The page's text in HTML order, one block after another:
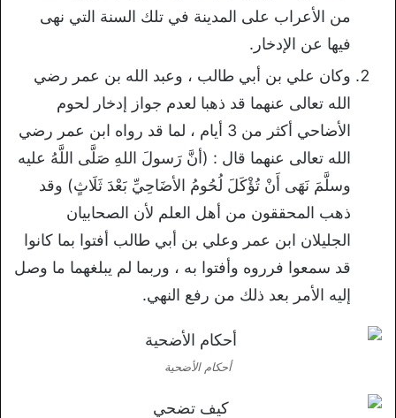
من الأعراب على المدينة في تلك السنة التي نهى
فيها عن الإدخار.
وكان علي بن أبي طالب ، وعبد الله بن عمر رضي
الله تعالى عنهما قد ذهبا لعدم جواز إدخار لحوم
الأضاحي أكثر من 3 أيام ، لما قد رواه ابن عمر رضي
الله تعالى عنهما قال : (أنَّ رَسولَ اللهِ صَلَّى اللَّهُ عليه
وسلَّمَ نَهَى أَنْ تُؤْكَلَ لُحُومُ الأضَاحِيِّ بَعْدَ ثَلَاثٍ) وقد
ذهب المحققون من أهل العلم لأن الصحابيان
الجليلان ابن عمر وعلي بن أبي طالب أفتوا بما كانوا
قد سمعوا فرروه وأفتوا به ، وربما لم يبلغهما ما وصل
إليه الأمر بعد ذلك من رفع النهي.
أحكام الأضحية